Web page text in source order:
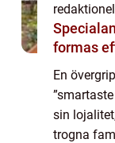
redaktionel
formas
En
sin
trogna